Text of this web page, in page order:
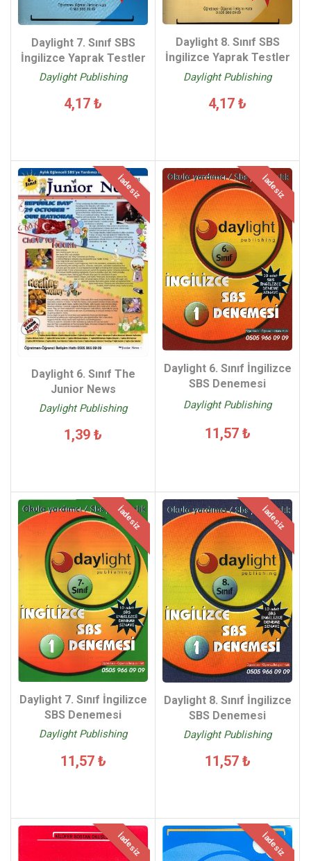
Daylight 7. Sınıf SBS
İngilizce Yaprak Testler
Daylight Publishing
4,17 ₺
Daylight 8. Sınıf SBS
İngilizce Yaprak Testler
Daylight Publishing
4,17 ₺
İadesiz
Daylight 6. Sınıf The
Junior News
Daylight Publishing
1,39 ₺
İadesiz
Daylight 6. Sınıf İngilizce
SBS Denemesi
Daylight Publishing
11,57 ₺
İadesiz
Daylight 7. Sınıf İngilizce
SBS Denemesi
Daylight Publishing
11,57 ₺
İadesiz
Daylight 8. Sınıf İngilizce
SBS Denemesi
Daylight Publishing
11,57 ₺
İadesiz İadesiz